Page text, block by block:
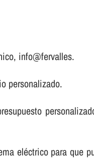
info@fervalles.
personalizado.
eléctrico para que